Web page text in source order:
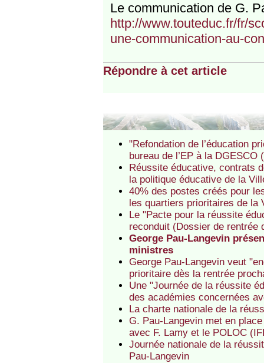
Le communication de G.
http://www.touteduc.fr/fr/
une-communication-au-
Répondre à cet article
"Refondation de l’éducation
bureau de l’EP à la
Réussite éducative, contrats
la politique éducative de la
40% des postes créés pour
les quartiers prioritaires de la
Le "Pacte pour la réussite
reconduit (Dossier de rentrée
George Pau-Langevin
ministres
George Pau-Langevin veut
prioritaire dès la rentrée
Une "Journée de la réussite
des académies concernées
La charte nationale de la
G. Pau-Langevin met en
avec F. Lamy et le POLOC
Journée nationale de la
Pau-Langevin